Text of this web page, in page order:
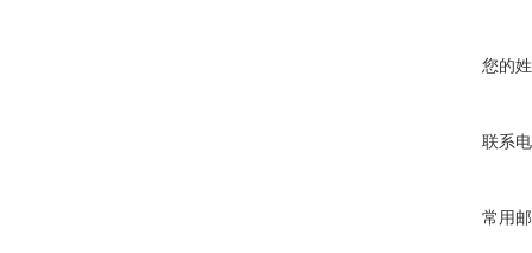
您的
联系
常用